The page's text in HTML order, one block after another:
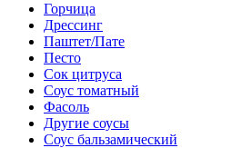
Горчица
Дрессинг
Паштет/Пате
Песто
Сок цитруса
Соус томатный
Фасоль
Другие соусы
Соус бальзамический